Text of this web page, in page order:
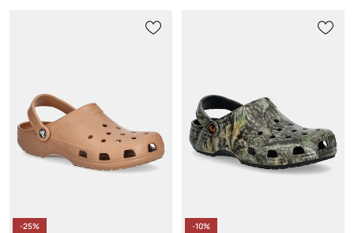
-25%
-10%